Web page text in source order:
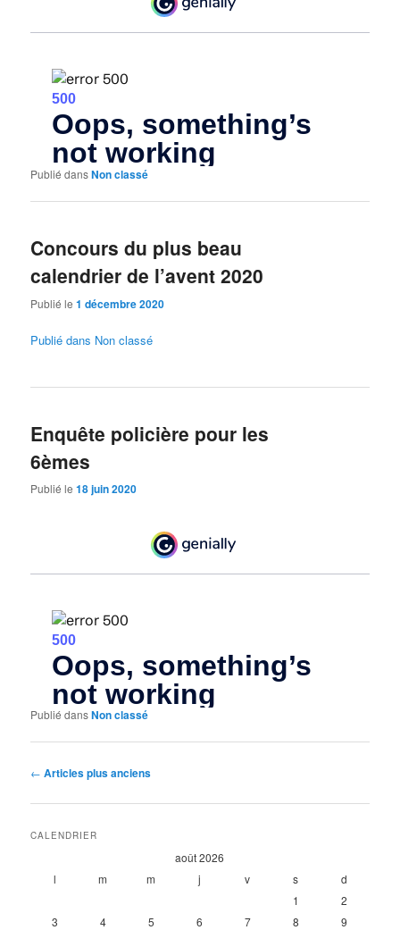
Publié dansNon classé
Concours du plus beau
calendrier de l’avent 2020
Publié le1 décembre 2020
Publié dans Non classé
Enquête policière pour les
6èmes
Publié le18 juin 2020
Publié dansNon classé
Navigation
articles
← Articles plus anciens
CALENDRIER
août 2026
l
m m j v s
d
1
2
3
4 5 6 7 8
9